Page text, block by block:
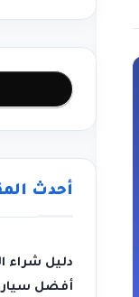
أحدث
دليل شراء
أفضل